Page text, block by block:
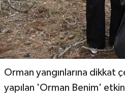
Orman yangınlarına dikkat
yapılan 'Orman Benim'